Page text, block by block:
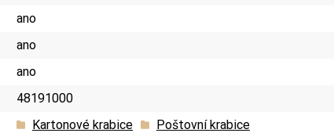
ano
ano
ano
48191000
Kartonové krabice
Poštovní krabice